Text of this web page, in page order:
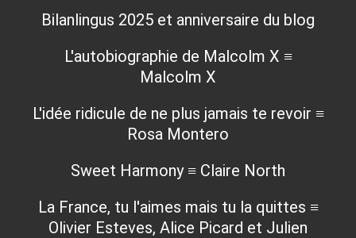
Bilanlingus 2025 et anniversaire du blog
L'autobiographie de Malcolm X ≡
Malcolm X
L'idée ridicule de ne plus jamais te revoir ≡
Rosa Montero
Sweet Harmony ≡ Claire North
La France, tu l'aimes mais tu la quittes ≡
Olivier Esteves, Alice Picard et Julien